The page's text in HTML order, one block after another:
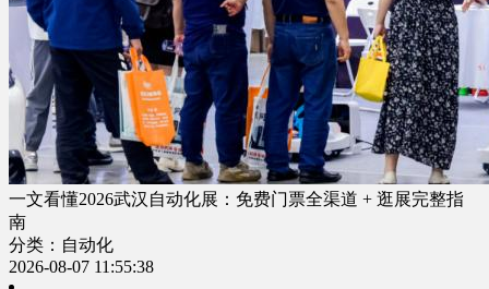
一文看懂2026武汉自动化展：免费门票全渠道 + 逛展完整指
南
分类：自动化
2026-08-07 11:55:38